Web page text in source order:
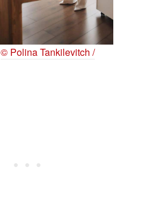
© Polina Tankilevitch /